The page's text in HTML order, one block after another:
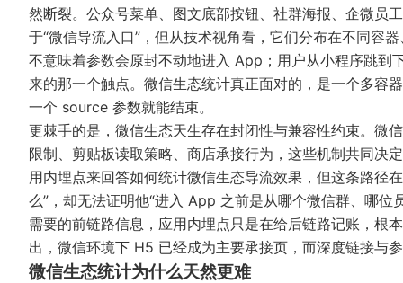
然断裂。公众号菜单、图文底部按钮、社群海报、企微员
于“微信导流入口”，但从技术视角看，它们分布在不同容
不意味着参数会原封不动地进入 App；用户从小程序跳到
来的那一个触点。微信生态统计真正面对的，是一个多容
一个 source 参数就能结束。
更棘手的是，微信生态天生存在封闭性与兼容性约束。微
限制、剪贴板读取策略、商店承接行为，这些机制共同决
用内埋点来回答如何统计微信生态导流效果，但这条路径
么”，却无法证明他“进入 App 之前是从哪个微信群、哪
需要的前链路信息，应用内埋点只是在给后链路记账，根
出，微信环境下 H5 已经成为主要承接页，而深度链接与
微信生态统计为什么天然更难